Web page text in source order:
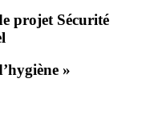
projet Sécurité
»